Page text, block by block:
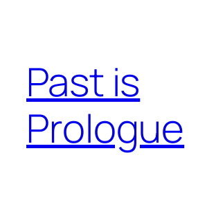
Past is
Prologue